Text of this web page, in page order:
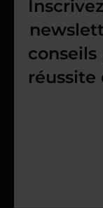
conseils
réussite